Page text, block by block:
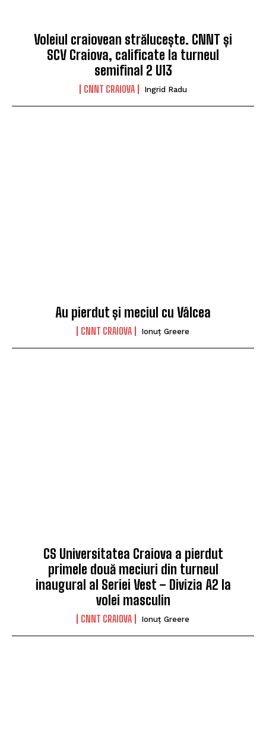
Voleiul craiovean strălucește. CNNT și
SCV Craiova, calificate la turneul
semifinal 2 U13
CNNT CRAIOVA Ingrid Radu
Au pierdut și meciul cu Vâlcea
CNNT CRAIOVA Ionuț Greere
CS Universitatea Craiova a pierdut
primele două meciuri din turneul
inaugural al Seriei Vest – Divizia A2 la
volei masculin
CNNT CRAIOVA Ionuț Greere